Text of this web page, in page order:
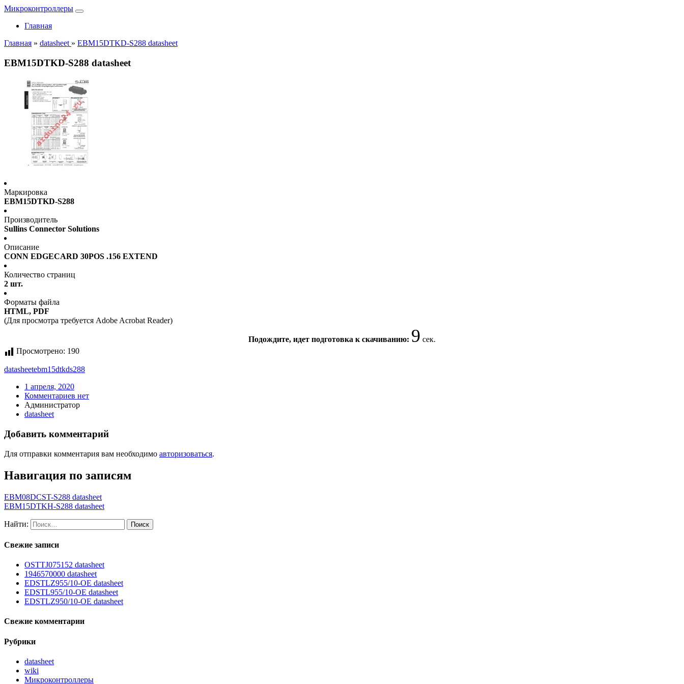
Микроконтроллеры
Главная
Главная » datasheet » EBM15DTKD-S288 datasheet
EBM15DTKD-S288 datasheet
Маркировка
EBM15DTKD-S288
Производитель
Sullins Connector Solutions
Описание
CONN EDGECARD 30POS .156 EXTEND
Количество страниц
2 шт.
Форматы файла
HTML, PDF
(Для просмотра требуется Adobe Acrobat Reader)
Подождите, идет подготовка к скачиванию: 9 сек.
Просмотрено: 190
datasheetebm15dtkds288
1 апреля, 2020
Комментариев нет
Администратор
datasheet
Добавить комментарий
Для отправки комментария вам необходимо авторизоваться.
Навигация по записям
EBM08DCST-S288 datasheet
EBM15DTKH-S288 datasheet
Найти:
Свежие записи
OSTTJ075152 datasheet
1946570000 datasheet
EDSTLZ955/10-OE datasheet
EDSTL955/10-OE datasheet
EDSTLZ950/10-OE datasheet
Свежие комментарии
Рубрики
datasheet
wiki
Микроконтроллеры